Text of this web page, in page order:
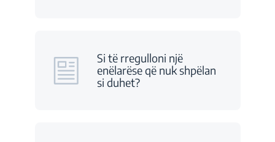
Si të rregulloni një
enëlarëse që nuk shpëlan
si duhet?